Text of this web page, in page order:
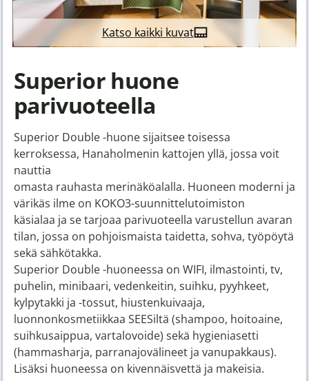
Katso kaikki kuvat
Superior huone
parivuoteella
Superior Double -huone sijaitsee toisessa
kerroksessa, Hanaholmenin kattojen yllä, jossa voit
nauttia
omasta rauhasta merinäköalalla. Huoneen moderni ja
värikäs ilme on KOKO3-suunnittelutoimiston
käsialaa ja se tarjoaa parivuoteella varustellun avaran
tilan, jossa on pohjoismaista taidetta, sohva, työpöytä
sekä sähkötakka.
Superior Double -huoneessa on WIFI, ilmastointi, tv,
puhelin, minibaari, vedenkeitin, suihku, pyyhkeet,
kylpytakki ja -tossut, hiustenkuivaaja,
luonnonkosmetiikkaa SEESiltä (shampoo, hoitoaine,
suihkusaippua, vartalovoide) sekä hygieniasetti
(hammasharja, parranajovälineet ja vanupakkaus).
Lisäksi huoneessa on kivennäisvettä ja makeisia.